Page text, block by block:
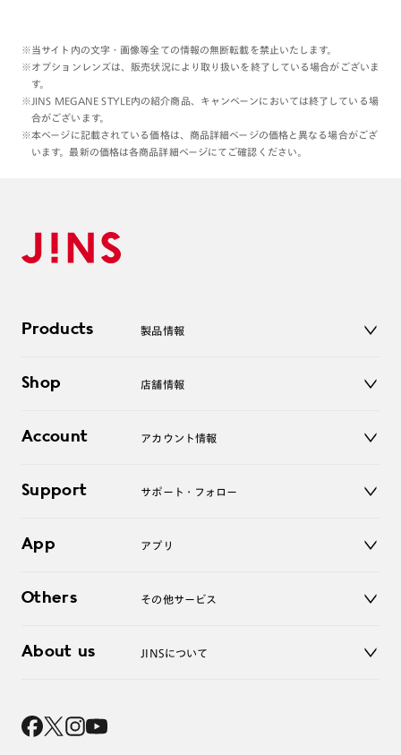
※当サイト内の文字・画像等全ての情報の無断転載を禁止いたします。
※オプションレンズは、販売状況により取り扱いを終了している場合がございま
す。
※JINS MEGANE STYLE内の紹介商品、キャンペーンにおいては終了している場
合がございます。
※本ページに記載されている価格は、商品詳細ページの価格と異なる場合がござ
います。最新の価格は各商品詳細ページにてご確認ください。
Products 製品情報
サングラス
コンタクトレンズ
アクセサリー
Shop 店舗情報
オンラインショップ
Account アカウント情報
ログアウト
Support サポート・フォロー
よくあるご質問
お問い合わせ
App アプリ
Others その他サービス
レンズ交換
About us JINSについて
採用情報